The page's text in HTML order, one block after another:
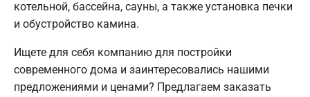
котельной, бассейна, сауны, а также установка печки
и обустройство камина.
Ищете для себя компанию для постройки
современного дома и заинтересовались нашими
предложениями и ценами? Предлагаем заказать